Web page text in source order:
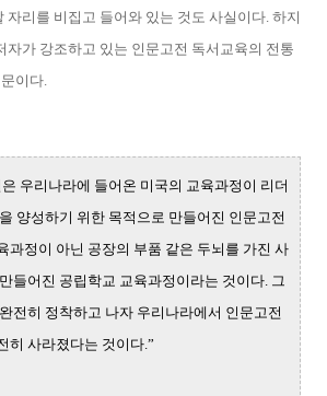
자리를 비집고 들어와 있는 것도 사실이다. 하지
자가 강조하고 있는 인문고전 독서교육의 전통
이다.
우리나라에 들어온 미국의 교육과정이 리더
양성하기 위한 목적으로 만들어진 인문고전
과정이 아닌 공장의 부품 같은 두뇌를 가진 사
들어진 공립학교 교육과정이라는 것이다. 그
전히 정착하고 나자 우리나라에서 인문고전
히 사라졌다는 것이다.”